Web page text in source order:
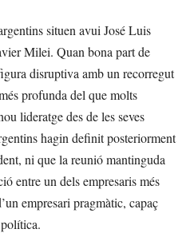
situen avui José Luis
Milei. Quan bona part de
disruptiva amb un recorregut
profunda del que molts
lideratge des de les seves
hagin definit posteriorment
ni que la reunió mantinguda
entre un dels empresaris més
empresari pragmàtic, capaç